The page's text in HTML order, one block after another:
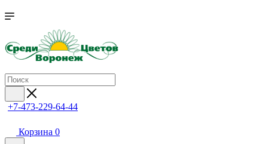
+7-473-229-64-44
Корзина 0